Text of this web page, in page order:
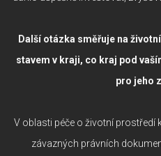
Další otázka směřuje na
stavem v kraji, co kraj pod
pro jeho
V oblasti péče o životní prostředí
závazných právních